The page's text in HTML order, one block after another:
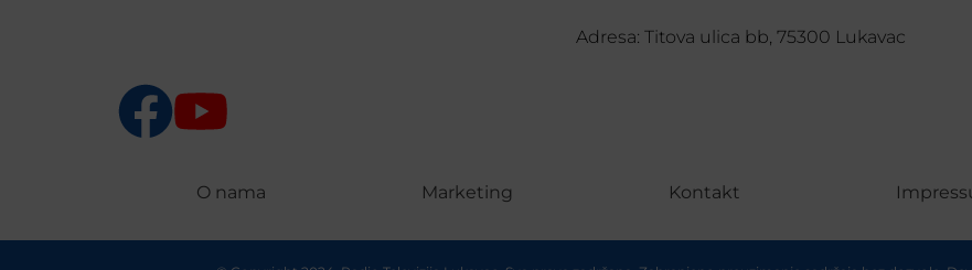
Adresa: Titova ulica bb, 75300 Lukavac
O nama Marketing Kontakt